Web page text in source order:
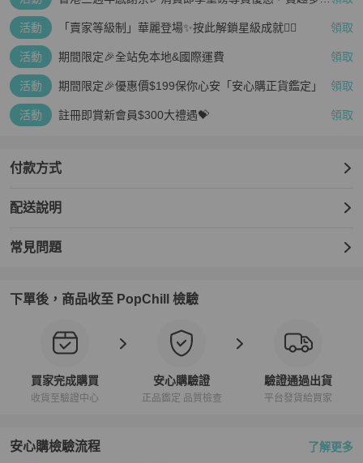
活動 「賣家等級制」華麗登場✨按此解鎖星級成就👆🏻 領取
活動 期間限定🎉全站免本地&國際運費 領取
活動 期間限定🎉優惠價$199保你心安「安心購正貨鑑定」 領取
活動 註冊即賞新會員$300大禮遇💝 領取
付款方式
配送說明
常見問題
下單後，商品收至 PopChill 檢驗
買家完成購買
收貨至驗證中心
安心購驗證
正品鑑定 品質檢查
驗證通過出貨
平台發貨給買家
安心購檢驗流程 了解更多